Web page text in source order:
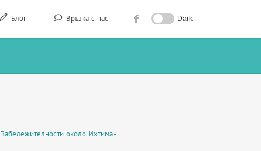
Блог Връзка с нас Dark
Забележителности около Ихтиман